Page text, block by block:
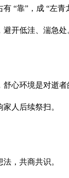
“靠”，成 “左青
开低洼、湍急处
心环境是对逝者
人后续祭扫。
，共商共识。